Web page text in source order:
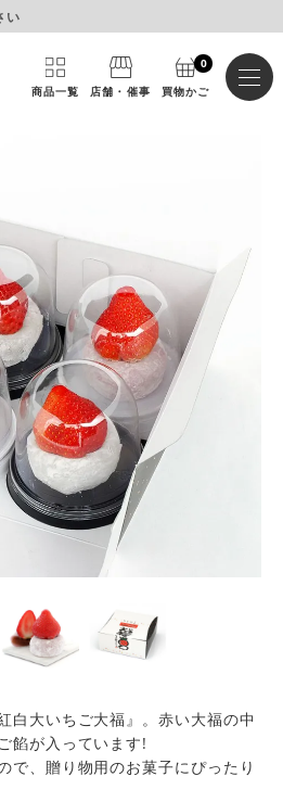
い
商品一覧 店舗・催事 買物かご
0
白大いちご大福』。赤い大福の中
餡が入っています!
で、贈り物用のお菓子にぴったり